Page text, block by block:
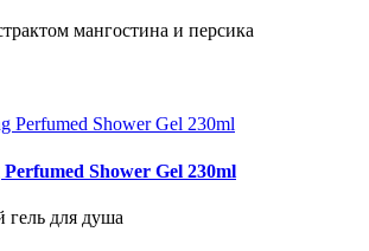
мангостина и персика
Shower Gel 230ml
для душа